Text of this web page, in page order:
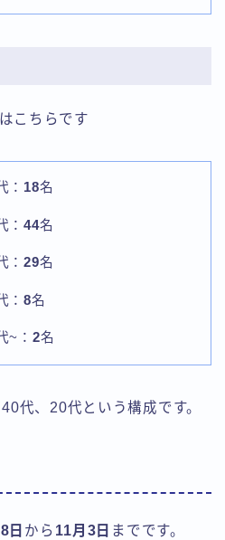
こちらです
： 18名
：44名
：29名
：8名
~： 2名
代、20代という構成です。
日 から 11月3日 までです。